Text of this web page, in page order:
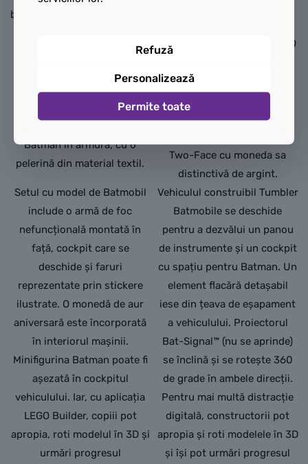
băieți, fete și copii de 9 ani și
cea de-a 20-a aniversare a
produs de colecție include
emblematica mașină, plus o
Batman în armură, cu o
pelerină din material textil.
Setul cu model de Batmobil
include o armă de foc
nefuncțională montată în
față, cockpit care se
deschide și faruri
reprezentate prin stickere
ilustrate. O monedă de aur
aniversară este încorporată
în interiorul mașinii.
Minifigurina Batman poate fi
așezată în cockpitul
vehiculului. Iar, cu aplicația
LEGO Builder, copiii pot
apropia, roti modelul în 3D și
urmări progresul
Acest set cu supereroi LEGO
minifigurine populare:
Batman înarmat cu arma sa
Batarang™, Joker ținând în
Two-Face cu moneda sa
distinctivă de argint.
Vehiculul construibil Tumbler
Batmobile se deschide
pentru a dezvălui un panou
de instrumente și un cockpit
cu spațiu pentru Batman. Un
element flacără detașabil
iese din țeava de eșapament
a vehiculului. Proiectorul
Bat-Signal™ (nu se aprinde)
se înclină și se rotește 360
de grade în ambele direcții.
Pentru mai multă distracție
digitală, constructorii pot
apropia și roti modelele în 3D
și își pot urmări progresul
Refuză
Personalizează
Permite toate